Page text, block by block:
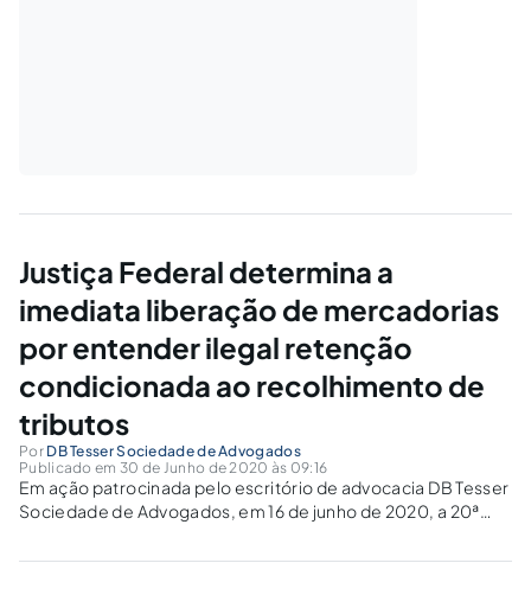
Justiça Federal determina a
imediata liberação de mercadorias
por entender ilegal retenção
condicionada ao recolhimento de
tributos
Por DB Tesser Sociedade de Advogados
Publicado em 30 de Junho de 2020 às 09:16
Em ação patrocinada pelo escritório de advocacia DB Tesser
Sociedade de Advogados, em 16 de junho de 2020, a 20ª
determinando a imediata liberação de mercadorias retidas